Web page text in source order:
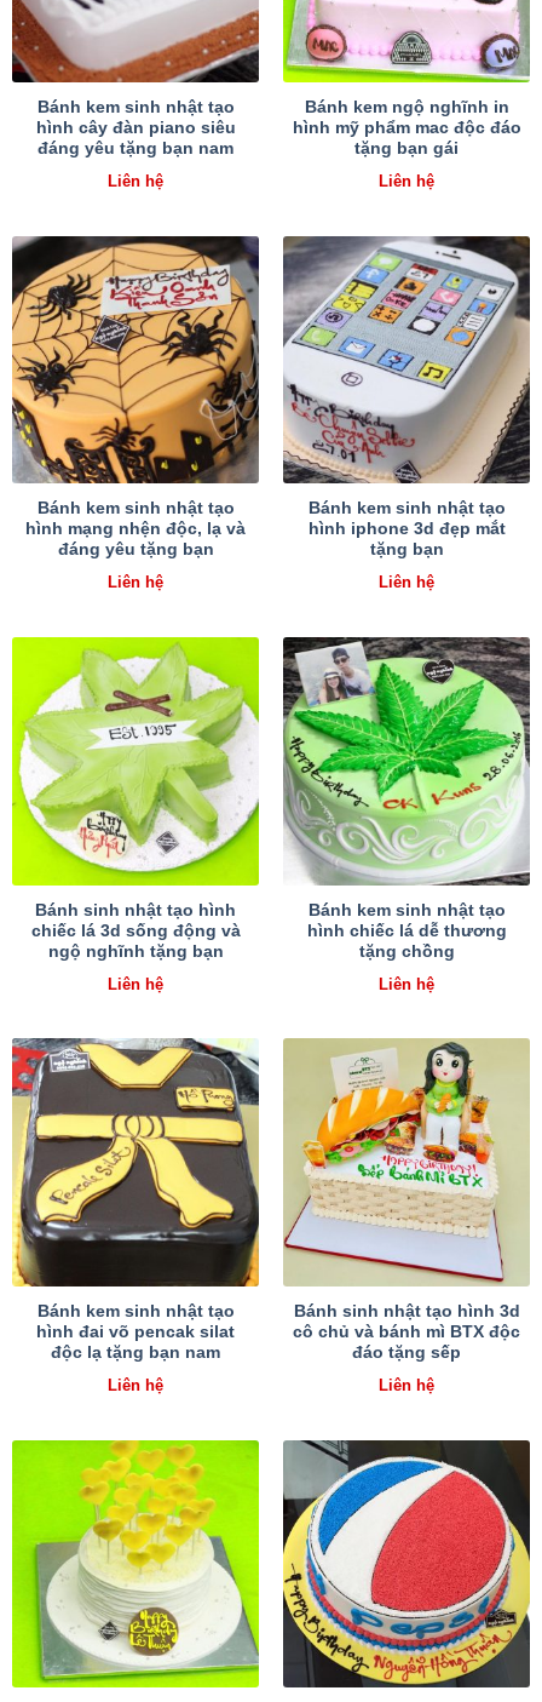
Bánh kem sinh nhật tạo
hình cây đàn piano siêu
đáng yêu tặng bạn nam
Liên hệ
Bánh kem ngộ nghĩnh in
hình mỹ phẩm mac độc đáo
tặng bạn gái
Liên hệ
Bánh kem sinh nhật tạo
hình mạng nhện độc, lạ và
đáng yêu tặng bạn
Liên hệ
Bánh kem sinh nhật tạo
hình iphone 3d đẹp mắt
tặng bạn
Liên hệ
Bánh sinh nhật tạo hình
chiếc lá 3d sống động và
ngộ nghĩnh tặng bạn
Liên hệ
Bánh kem sinh nhật tạo
hình chiếc lá dễ thương
tặng chồng
Liên hệ
Bánh kem sinh nhật tạo
hình đai võ pencak silat
độc lạ tặng bạn nam
Liên hệ
Bánh sinh nhật tạo hình 3d
cô chủ và bánh mì BTX độc
đáo tặng sếp
Liên hệ